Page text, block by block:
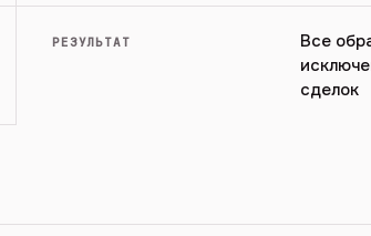
РЕЗУЛЬТАТ
Все
сделок